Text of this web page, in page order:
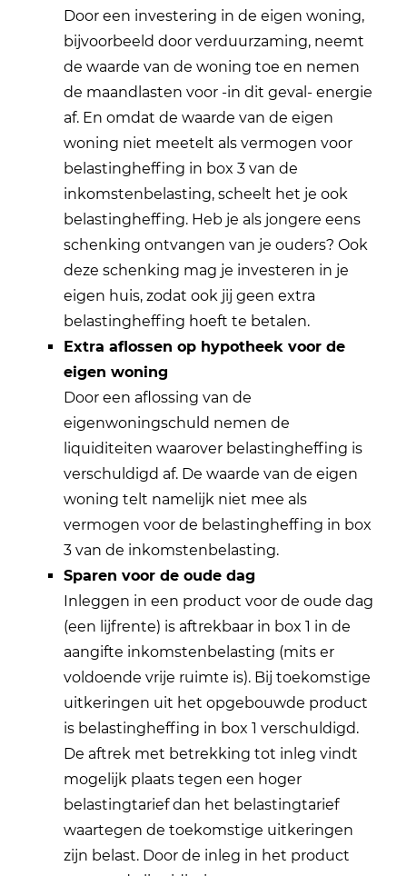
Door een investering in de eigen woning,
bijvoorbeeld door verduurzaming, neemt
de waarde van de woning toe en nemen
de maandlasten voor -in dit geval- energie
af. En omdat de waarde van de eigen
woning niet meetelt als vermogen voor
belastingheffing in box 3 van de
inkomstenbelasting, scheelt het je ook
belastingheffing. Heb je als jongere eens
schenking ontvangen van je ouders? Ook
deze schenking mag je investeren in je
eigen huis, zodat ook jij geen extra
belastingheffing hoeft te betalen.
Extra aflossen op hypotheek voor de
eigen woning
Door een aflossing van de
eigenwoningschuld nemen de
liquiditeiten waarover belastingheffing is
verschuldigd af. De waarde van de eigen
woning telt namelijk niet mee als
vermogen voor de belastingheffing in box
3 van de inkomstenbelasting.
Sparen voor de oude dag
Inleggen in een product voor de oude dag
(een lijfrente) is aftrekbaar in box 1 in de
aangifte inkomstenbelasting (mits er
voldoende vrije ruimte is). Bij toekomstige
uitkeringen uit het opgebouwde product
is belastingheffing in box 1 verschuldigd.
De aftrek met betrekking tot inleg vindt
mogelijk plaats tegen een hoger
belastingtarief dan het belastingtarief
waartegen de toekomstige uitkeringen
zijn belast. Door de inleg in het product